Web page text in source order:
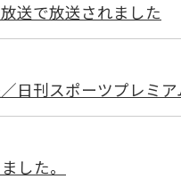
送で放送されました
日刊スポーツプレミ
した。